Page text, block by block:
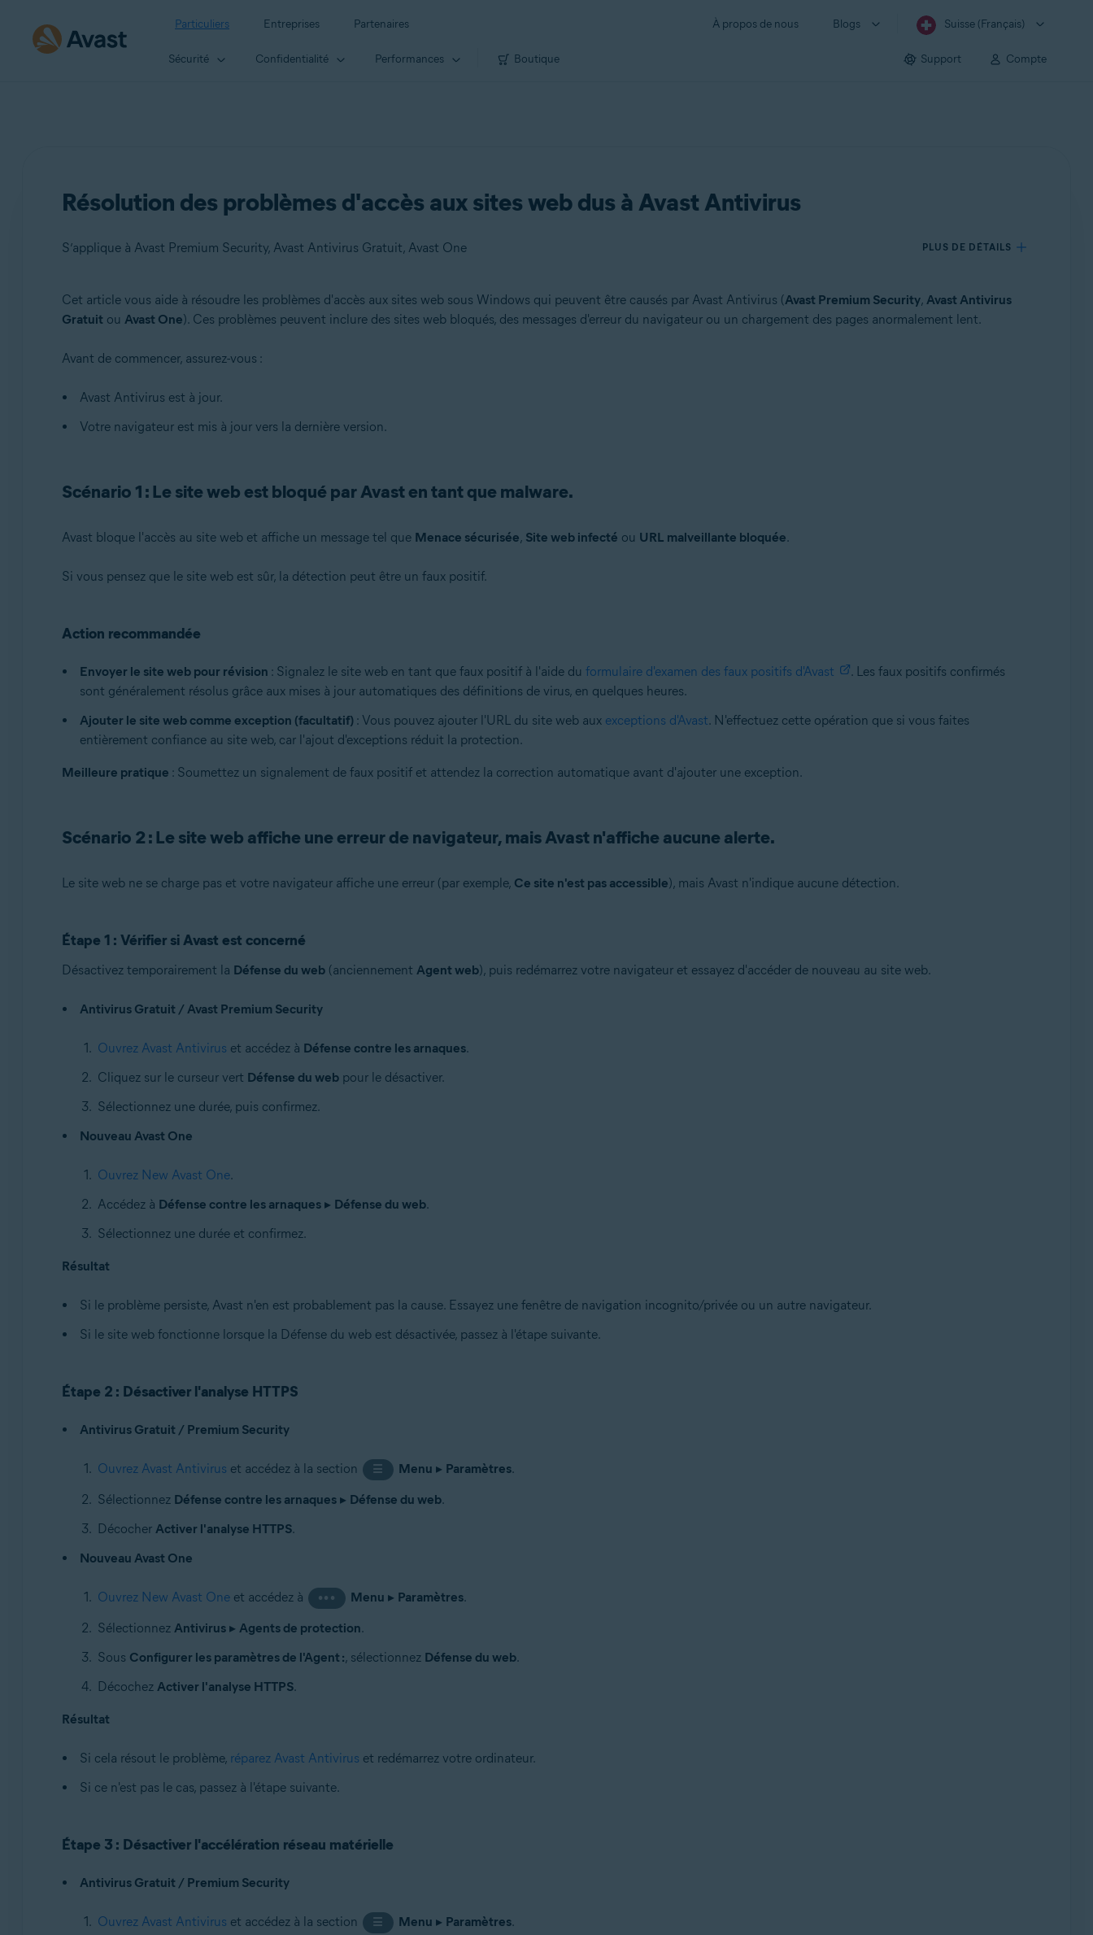
Particuliers Entreprises Partenaires À propos de nous Blogs Suisse (Français)
Sécurité Confidentialité Performances Boutique Support Compte
Résolution des problèmes d'accès aux sites web dus à Avast Antivirus
S’applique à Avast Premium Security, Avast Antivirus Gratuit, Avast One PLUS DE DÉTAILS
Produits:
Avast Antivirus Gratuit
Cet article vous aide à résoudre les problèmes d'accès aux sites web sous Windows qui peuvent être causés par Avast Antivirus (Avast Premium Security, Avast Antivirus
Gratuit ou Avast One). Ces problèmes peuvent inclure des sites web bloqués, des messages d'erreur du navigateur ou un chargement des pages anormalement lent.
Avant de commencer, assurez-vous :
Avast Antivirus est à jour.
Votre navigateur est mis à jour vers la dernière version.
Scénario 1 : Le site web est bloqué par Avast en tant que malware.
Avast bloque l'accès au site web et affiche un message tel que Menace sécurisée, Site web infecté ou URL malveillante bloquée.
Si vous pensez que le site web est sûr, la détection peut être un faux positif.
Action recommandée
Envoyer le site web pour révision : Signalez le site web en tant que faux positif à l'aide du formulaire d'examen des faux positifs d'Avast
. Les faux positifs confirmés
sont généralement résolus grâce aux mises à jour automatiques des définitions de virus, en quelques heures.
Ajouter le site web comme exception (facultatif): Vous pouvez ajouter l'URL du site web aux exceptions d'Avast. N'effectuez cette opération que si vous faites
entièrement confiance au site web, car l'ajout d'exceptions réduit la protection.
Meilleure pratique : Soumettez un signalement de faux positif et attendez la correction automatique avant d'ajouter une exception.
Scénario 2 : Le site web affiche une erreur de navigateur, mais Avast n'affiche aucune alerte.
Le site web ne se charge pas et votre navigateur affiche une erreur (par exemple, Ce site n'est pas accessible), mais Avast n'indique aucune détection.
Étape 1 : Vérifier si Avast est concerné
Désactivez temporairement la Défense du web(anciennement Agent web), puis redémarrez votre navigateur et essayez d'accéder de nouveau au site web.
Antivirus Gratuit / Avast Premium Security
Ouvrez Avast Antivirus et accédez à Défense contre les arnaques.
Cliquez sur le curseur vert Défense du webpour le désactiver.
Sélectionnez une durée, puis confirmez.
Nouveau Avast One
Ouvrez New Avast One.
Accédez à Défense contre les arnaques▸ Défense du web.
Sélectionnez une durée et confirmez.
Résultat
Si le problème persiste, Avast n'en est probablement pas la cause. Essayez une fenêtre de navigation incognito/privée ou un autre navigateur.
Si le site web fonctionne lorsque la Défense du web est désactivée, passez à l'étape suivante.
Étape 2 : Désactiver l'analyse HTTPS
Antivirus Gratuit / Premium Security
Ouvrez Avast Antivirus et accédez à la section ☰ Menu ▸ Paramètres.
Sélectionnez Défense contre les arnaques▸ Défense du web.
Décocher Activer l'analyse HTTPS.
Nouveau Avast One
Ouvrez New Avast Oneet accédez à ••• Menu ▸ Paramètres.
Sélectionnez Antivirus▸ Agents de protection.
Sous Configurer les paramètres de l'Agent :, sélectionnez Défense du web.
Décochez Activer l'analyse HTTPS.
Résultat
Si cela résout le problème, réparez Avast Antivirus et redémarrez votre ordinateur.
Si ce n'est pas le cas, passez à l'étape suivante.
Étape 3 : Désactiver l'accélération réseau matérielle
Antivirus Gratuit / Premium Security
Ouvrez Avast Antivirus et accédez à la section ☰ Menu ▸ Paramètres.